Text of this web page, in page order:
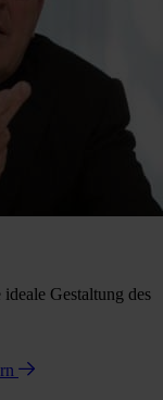
Gestaltung des